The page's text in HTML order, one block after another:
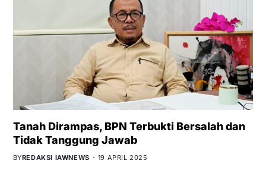
Tanah Dirampas, BPN Terbukti Bersalah dan
Tidak Tanggung Jawab
BYREDAKSI IAWNEWS 19 APRIL 2025